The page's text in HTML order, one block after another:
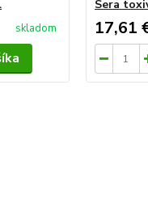
skladom
Sera
17,61